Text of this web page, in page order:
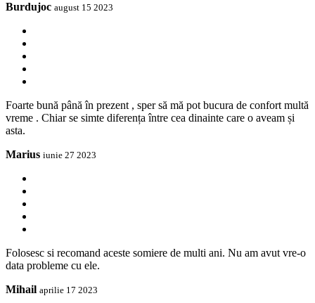
Burdujoc august 15 2023
Foarte bună până în prezent , sper să mă pot bucura de confort multă
vreme . Chiar se simte diferența între cea dinainte care o aveam și
asta.
Marius iunie 27 2023
Folosesc si recomand aceste somiere de multi ani. Nu am avut vre-o
data probleme cu ele.
Mihail aprilie 17 2023